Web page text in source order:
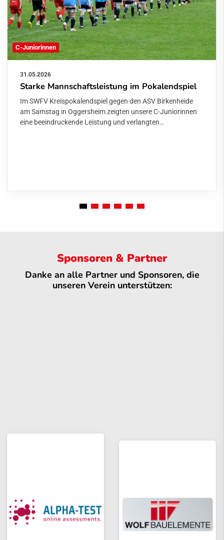
C-Juniorinnen
31.05.2026
Starke Mannschaftsleistung im Pokalendspiel
Im SWFV Kreispokalendspiel gegen den ASV Birkenheide
am Samstag in Oggersheim zeigten unsere C-Juniorinnen
eine beeindruckende Leistung und verlangten…
Sponsoren & Partner
Danke an alle Partner und Sponsoren, die
unseren Verein unterstützen: